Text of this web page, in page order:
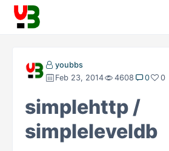
youbbs
Feb 23, 2014
4608 0 0
simplehttp /
simpleleveldb